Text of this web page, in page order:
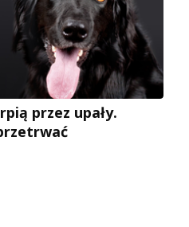
przez upały.